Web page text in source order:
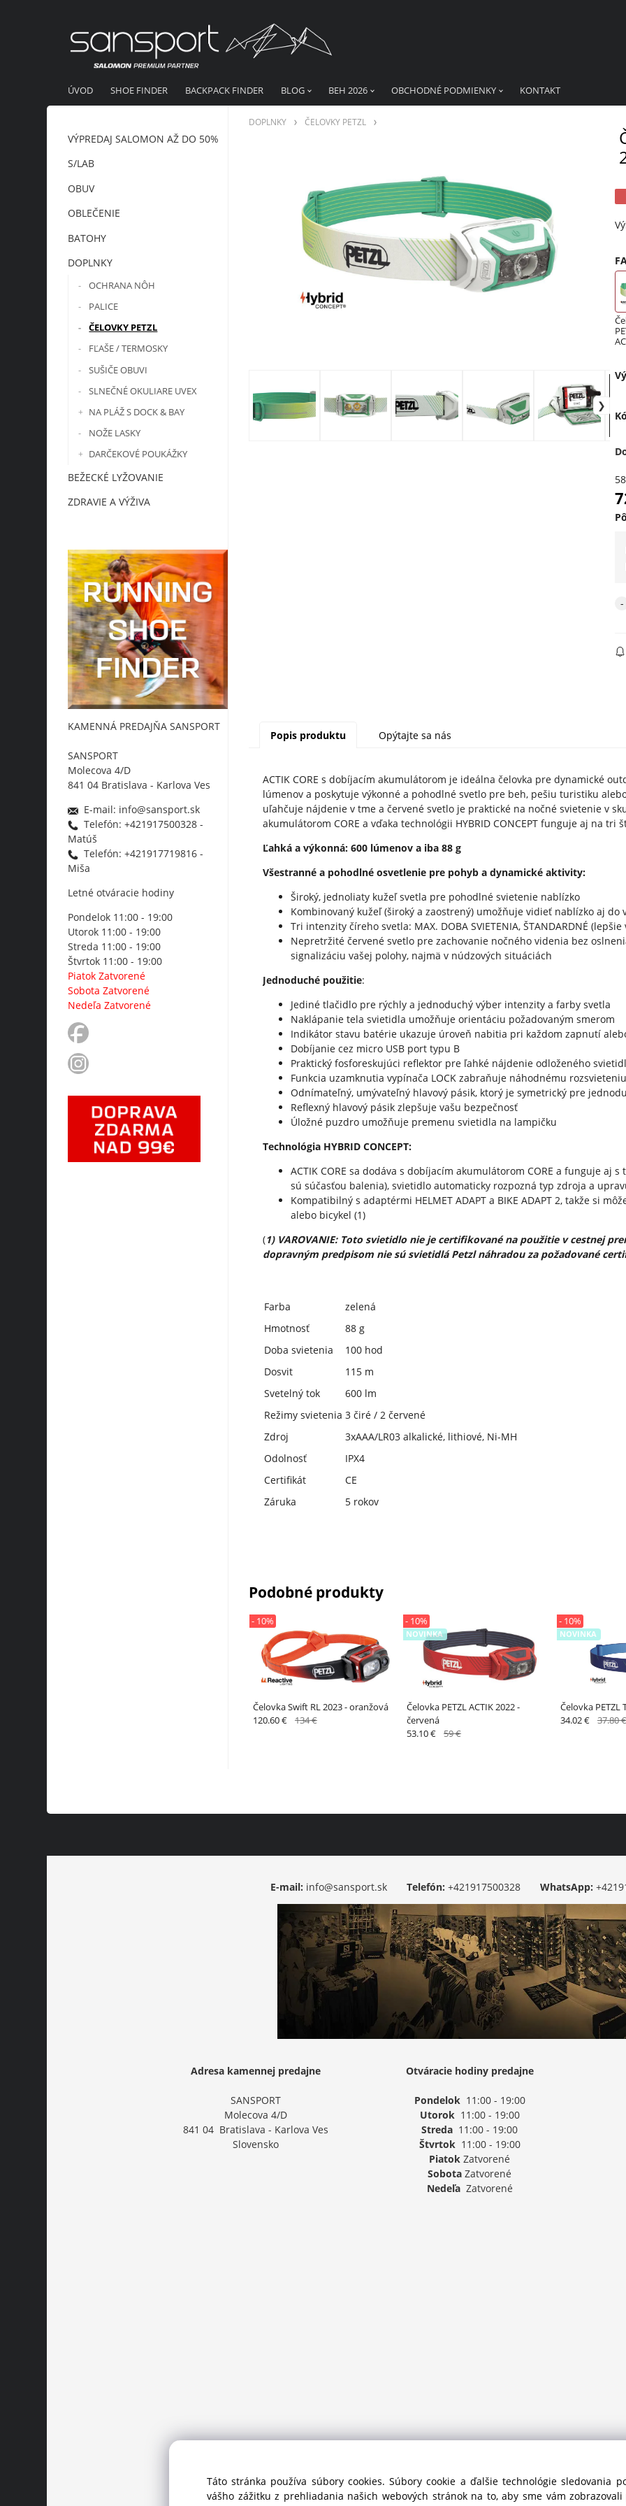
ÚVOD SHOE FINDER BACKPACK FINDER BLOG BEH 2026 OBCHODNÉ PODMIENKY KONTAKT
VÝPREDAJ SALOMON AŽ DO 50%
S/LAB
OBUV
OBLEČENIE
BATOHY
DOPLNKY
OCHRANA NÔH
PALICE
ČELOVKY PETZL
FĽAŠE / TERMOSKY
SUŠIČE OBUVI
SLNEČNÉ OKULIARE UVEX
NA PLÁŽ S DOCK & BAY
NOŽE LASKY
DARČEKOVÉ POUKÁŽKY
BEŽECKÉ LYŽOVANIE
ZDRAVIE A VÝŽIVA
KAMENNÁ PREDAJŇA SANSPORT
SANSPORT
Molecova 4/D
841 04 Bratislava - Karlova Ves
E-mail: info@sansport.sk
Telefón: +421917500328 -
Matúš
Telefón: +421917719816 -
Miša
Letné otváracie hodiny
Pondelok 11:00 - 19:00
Utorok 11:00 - 19:00
Streda 11:00 - 19:00
Štvrtok 11:00 - 19:00
Piatok Zatvorené
Sobota Zatvorené
Nedeľa Zatvorené
DOPLNKY ČELOVKY PETZL
Popis produktu Opýtajte sa nás
ACTIK CORE s dobíjacím akumulátorom je ideálna čelovka pre dynamické
lúmenov a poskytuje výkonné a pohodlné svetlo pre beh, pešiu turistiku
uľahčuje nájdenie v tme a červené svetlo je praktické na nočné svietenie v
akumulátorom CORE a vďaka technológii HYBRID CONCEPT funguje aj na tri
Ľahká a výkonná: 600 lúmenov a iba 88 g
Všestranné a pohodlné osvetlenie pre pohyb a dynamické aktivity:
Široký, jednoliaty kužeľ svetla pre pohodlné svietenie nablízko
Kombinovaný kužeľ (široký a zaostrený) umožňuje vidieť nablízko aj
Tri intenzity číreho svetla: MAX. DOBA SVIETENIA, ŠTANDARDNÉ
Nepretržité červené svetlo pre zachovanie nočného videnia bez
signalizáciu vašej polohy, najmä v núdzových situáciách
Jednoduché použitie:
Jediné tlačidlo pre rýchly a jednoduchý výber intenzity a farby svetla
Naklápanie tela svietidla umožňuje orientáciu požadovaným smerom
Indikátor stavu batérie ukazuje úroveň nabitia pri každom zapnutí
Dobíjanie cez micro USB port typu B
Praktický fosforeskujúci reflektor pre ľahké nájdenie odloženého
Funkcia uzamknutia vypínača LOCK zabraňuje náhodnému
Odnímateľný, umývateľný hlavový pásik, ktorý je symetrický pre
Reflexný hlavový pásik zlepšuje vašu bezpečnosť
Úložné puzdro umožňuje premenu svietidla na lampičku
Technológia HYBRID CONCEPT:
ACTIK CORE sa dodáva s dobíjacím akumulátorom CORE a funguje aj
sú súčasťou balenia), svietidlo automaticky rozpozná typ zdroja a
Kompatibilný s adaptérmi HELMET ADAPT a BIKE ADAPT 2, takže si
alebo bicykel (1)
(1) VAROVANIE: Toto svietidlo nie je certifikované na použitie v cestnej
dopravným predpisom nie sú svietidlá Petzl náhradou za požadované
Farba
zelená
Hmotnosť
88 g
Doba svietenia
100 hod
Dosvit
115 m
Svetelný tok
600 lm
Režimy svietenia 3 čiré / 2 červené
Zdroj
3xAAA/LR03 alkalické, lithiové, Ni-MH
Odolnosť
IPX4
Certifikát
CE
Záruka
5 rokov
Podobné produkty
Čelovka Swift RL 2023 - oranžová
- 10%
120.60 € 134 €
Čelovka PETZL ACTIK 2022 -
červená
NOVINKA
- 10%
53.10 € 59 €
Čelovka PETZL
NOVINKA
- 10%
34.02 € 37.80 €
E-mail: info@sansport.sk Telefón: +421917500328 WhatsApp:
Adresa kamennej predajne
SANSPORT
Molecova 4/D
841 04 Bratislava - Karlova Ves
Slovensko
Otváracie hodiny predajne
Pondelok11:00 - 19:00
Utorok11:00 - 19:00
Streda 11:00 - 19:00
Štvrtok11:00 - 19:00
Piatok Zatvorené
Sobota Zatvorené
NedeľaZatvorené
Táto stránka používa súbory cookies. Súbory cookie a ďalšie technológie sledovania
vášho zážitku z prehliadania našich webových stránok na to, aby sme vám